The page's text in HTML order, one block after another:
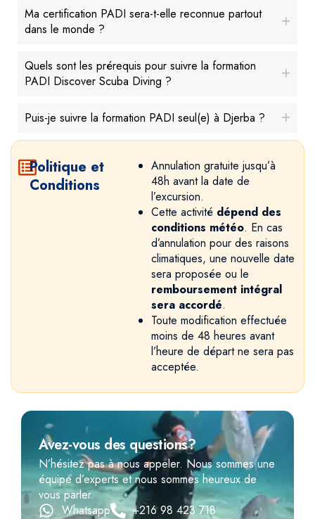
Ma certification PADI sera-t-elle reconnue partout
dans le monde ?
Quels sont les prérequis pour suivre la formation
PADI Discover Scuba Diving ?
Puis-je suivre la formation PADI seul(e) à Djerba ?
Politique et
Conditions
Annulation gratuite jusqu’à
48h avant la date de
l’excursion.
Cette activité dépend des
conditions météo. En cas
d’annulation pour des raisons
climatiques, une nouvelle date
sera proposée ou le
remboursement intégral
sera accordé.
Toute modification effectuée
moins de 48 heures avant
l’heure de départ ne sera pas
acceptée.
Avez-vous des questions?
N’hésitez pas à nous appeler. Nous sommes une
équipe d’experts et nous sommes heureux de
vous parler.
Whatsapp
+216 98 423 718